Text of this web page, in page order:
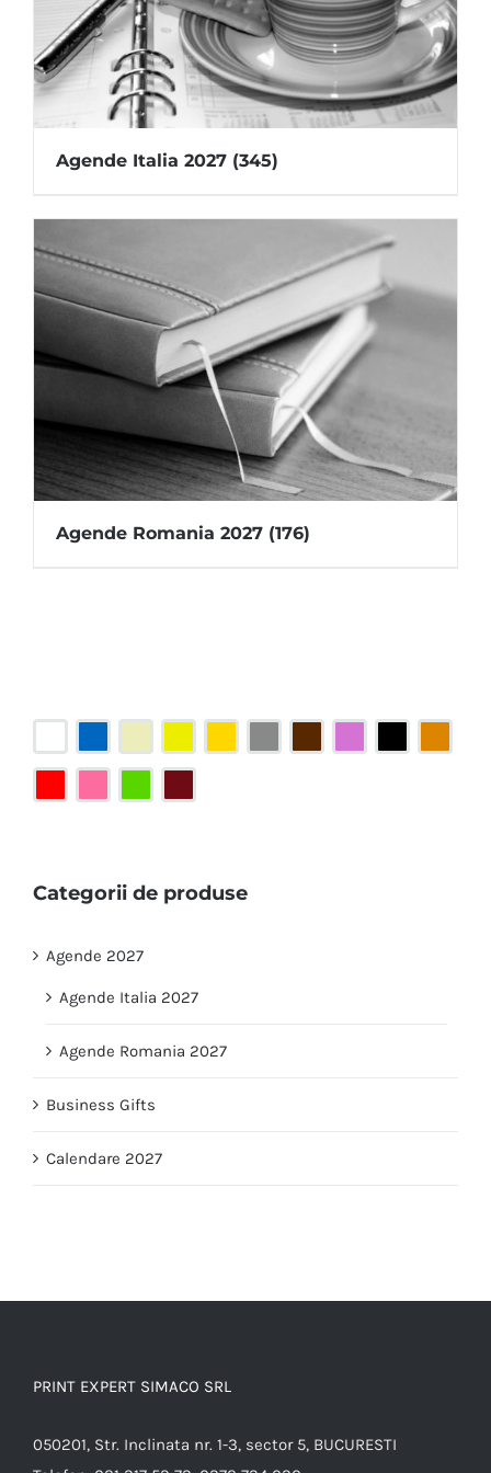
Agende Italia 2027 (345)
Agende Romania 2027 (176)
Categorii de produse
Agende 2027
Agende Italia 2027
Agende Romania 2027
Business Gifts
Calendare 2027
PRINT EXPERT SIMACO SRL
050201, Str. Inclinata nr. 1-3, sector 5, BUCURESTI